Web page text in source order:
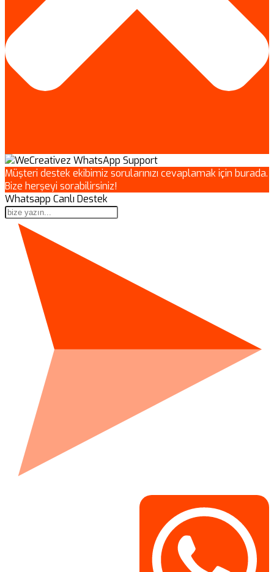
Müşteri destek ekibimiz sorularınızı cevaplamak için burada.
Bize herşeyi sorabilirsiniz!
Whatsapp Canlı Destek